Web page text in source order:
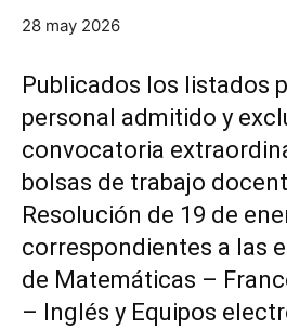
28 may 2026
Publicados los listados
personal admitido y
convocatoria
bolsas de trabajo
Resolución de 19 de
correspondientes a las
de Matemáticas –
– Inglés y Equipos